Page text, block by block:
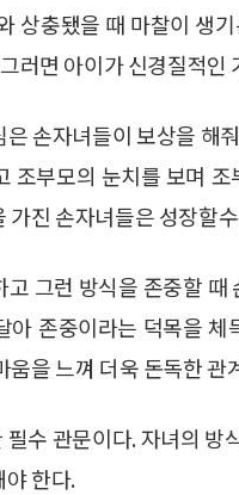
상충됐을 때 마찰이 생
러면 아이가 신경질적인
손자녀들이 보상을 해
조부모의 눈치를 보며
가진 손자녀들은 성장할
그런 방식을 존중할
아 존중이라는 덕목을
을 느껴 더욱 돈독한 관
수 관문이다. 자녀의
한다.